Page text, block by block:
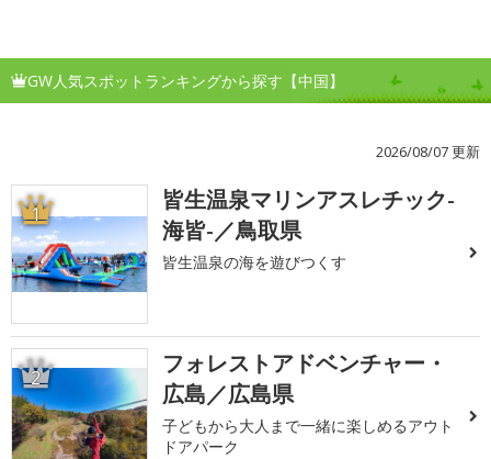
GW人気スポットランキングから探す【中国】
2026/08/07 更新
1
皆生温泉マリンアスレチック-
海皆-／鳥取県
皆生温泉の海を遊びつくす
2
フォレストアドベンチャー・
広島／広島県
子どもから大人まで一緒に楽しめるアウト
ドアパーク